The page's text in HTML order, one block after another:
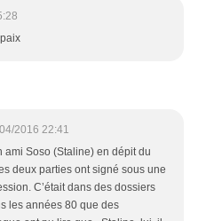
2016 22:41
ami Soso (Staline) en dépit du
deux parties ont signé sous une
C’était dans des dossiers
les années 80 que des